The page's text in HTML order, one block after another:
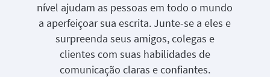
nível ajudam as pessoas em todo o mundo
a aperfeiçoar sua escrita. Junte-se a eles e
surpreenda seus amigos, colegas e
clientes com suas habilidades de
comunicação claras e confiantes.